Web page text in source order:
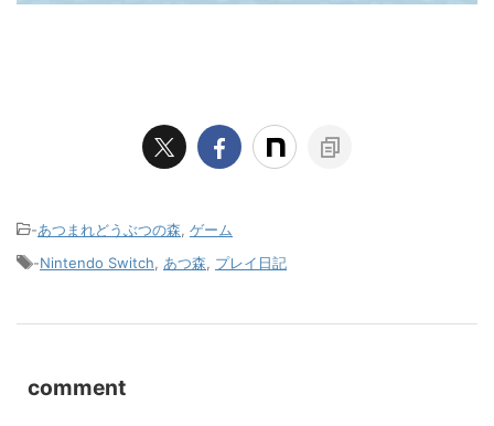
-あつまれどうぶつの森 ゲーム
-Nintendo Switch あつ森 プレイ日記
comment